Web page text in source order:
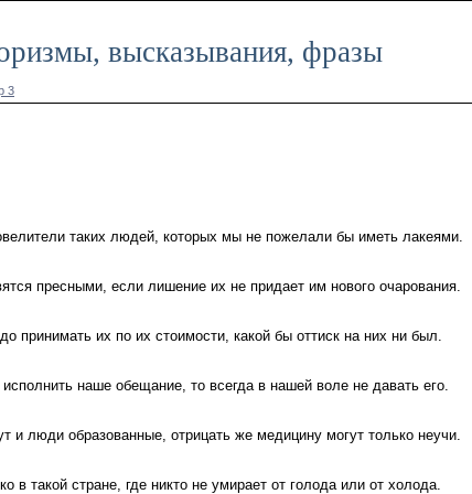
высказывания, фразы
3
таких людей, которых мы не пожелали бы иметь лакеями.
пресными, если лишение их не придает им нового очарования.
принимать их по их стоимости, какой бы оттиск на них ни был.
наше обещание, то всегда в нашей воле не давать его.
и люди образованные, отрицать же медицину могут только неучи.
в такой стране, где никто не умирает от голода или от холода.